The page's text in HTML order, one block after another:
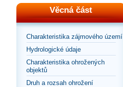
Věcná část
Charakteristika zájmového území
Hydrologické údaje
Charakteristika ohrožených
objektů
Druh a rozsah ohrožení